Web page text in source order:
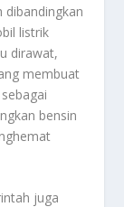
dibandingkan
listrik
dirawat,
membuat
bensin
juga